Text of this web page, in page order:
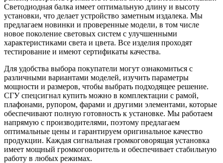
Светодиодная балка имеет оптимальную длину и высоту
установки, что делает устройство заметным издалека. Мы
предлагаем новинки и проверенные модели, в том числе
новое поколение световых систем с улучшенными
характеристиками света и цвета. Все изделия проходят
тестирование и имеют сертификаты качества.
Для удобства выбора покупатели могут ознакомиться с
различными вариантами моделей, изучить параметры
мощности и размеров, чтобы выбрать подходящее решение.
СГУ спецсигнал купить можно в комплектации с рамой,
плафонами, рупором, фарами и другими элементами, которые
обеспечивают полную готовность к установке. Мы работаем
напрямую с производителями, поэтому предлагаем
оптимальные цены и гарантируем оригинальное качество
продукции. Каждая сигнальная громкоговорящая установка
имеет мощный громкоговоритель и обеспечивает стабильную
работу в любых режимах.